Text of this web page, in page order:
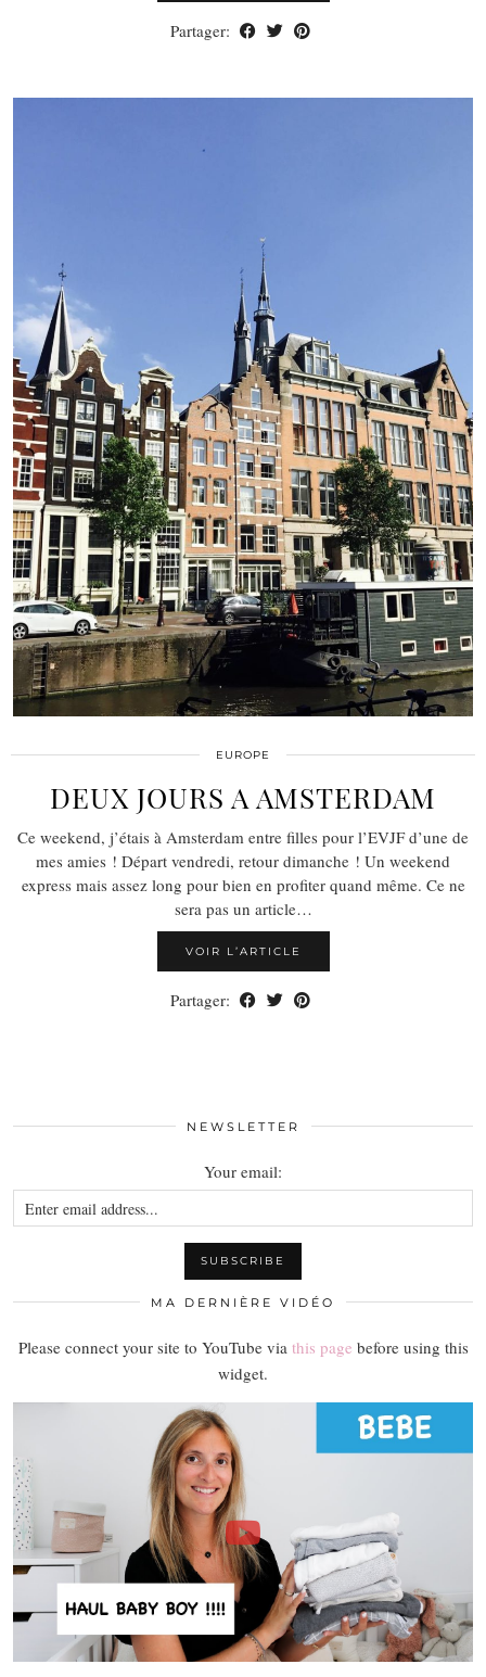
Partager:
EUROPE
DEUX JOURS A AMSTERDAM
Ce weekend, j’étais à Amsterdam entre filles pour l’EVJF d’une de
mes amies ! Départ vendredi, retour dimanche ! Un weekend
express mais assez long pour bien en profiter quand même. Ce ne
sera pas un article…
VOIR L’ARTICLE
Partager:
NEWSLETTER
Your email:
MA DERNIÈRE VIDÉO
Please connect your site to YouTube via this page before using this
widget.